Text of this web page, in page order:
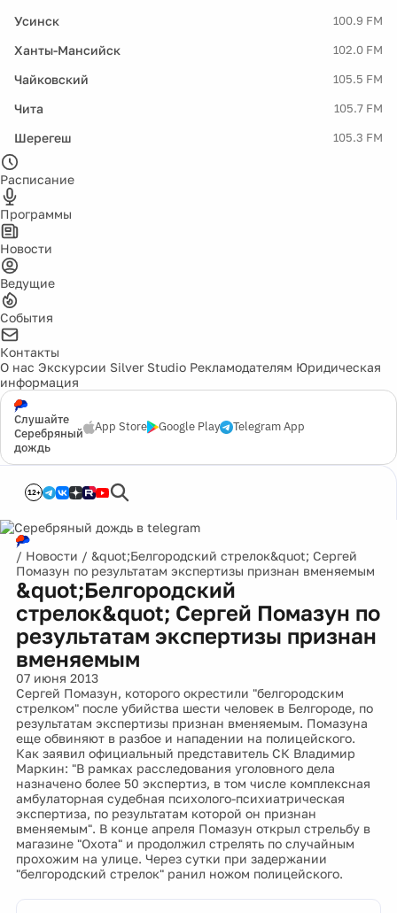
Усинск 100.9 FM
Ханты-Мансийск 102.0 FM
Чайковский 105.5 FM
Чита 105.7 FM
Шерегеш 105.3 FM
Расписание
Программы
Новости
Ведущие
События
Контакты
О нас Экскурсии Silver Studio Рекламодателям Юридическая
информация
Слушайте
Серебряный
дождь
App Store Google Play Telegram App
12+
/ Новости / &quot;Белгородский стрелок&quot; Сергей
Помазун по результатам экспертизы признан вменяемым
&quot;Белгородский
стрелок&quot; Сергей Помазун по
результатам экспертизы признан
вменяемым
07 июня 2013
Сергей Помазун, которого окрестили "белгородским
стрелком" после убийства шести человек в Белгороде, по
результатам экспертизы признан вменяемым. Помазуна
еще обвиняют в разбое и нападении на полицейского.
Как заявил официальный представитель СК Владимир
Маркин: "В рамках расследования уголовного дела
назначено более 50 экспертиз, в том числе комплексная
амбулаторная судебная психолого-психиатрическая
экспертиза, по результатам которой он признан
вменяемым". В конце апреля Помазун открыл стрельбу в
магазине "Охота" и продолжил стрелять по случайным
прохожим на улице. Через сутки при задержании
"белгородский стрелок" ранил ножом полицейского.